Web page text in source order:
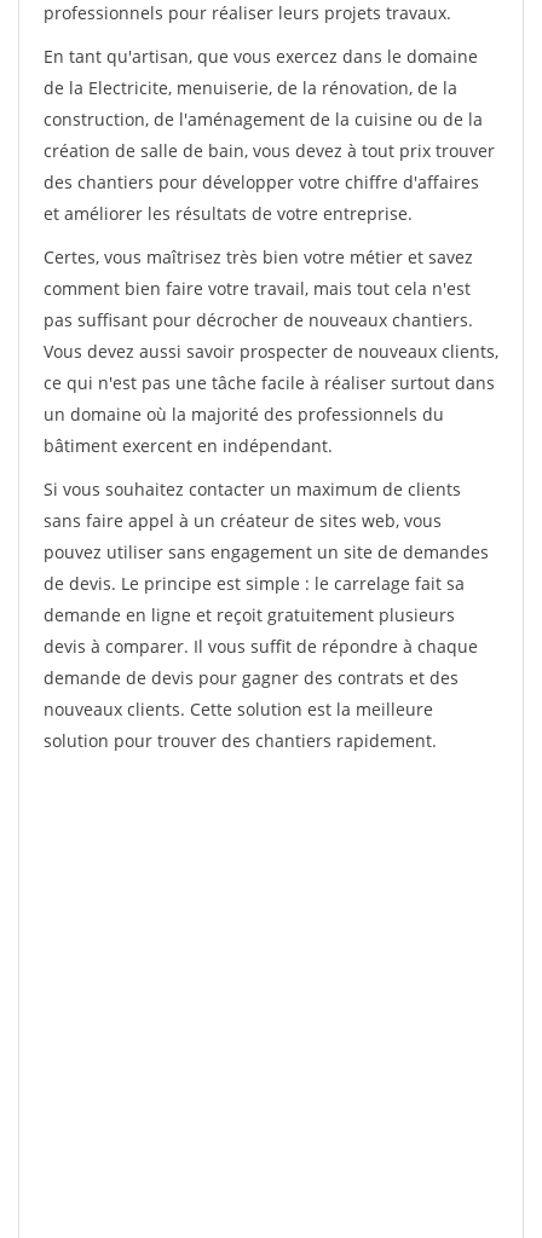
professionnels pour réaliser leurs projets travaux.
En tant qu'artisan, que vous exercez dans le domaine
de la Electricite, menuiserie, de la rénovation, de la
construction, de l'aménagement de la cuisine ou de la
création de salle de bain, vous devez à tout prix trouver
des chantiers pour développer votre chiffre d'affaires
et améliorer les résultats de votre entreprise.
Certes, vous maîtrisez très bien votre métier et savez
comment bien faire votre travail, mais tout cela n'est
pas suffisant pour décrocher de nouveaux chantiers.
Vous devez aussi savoir prospecter de nouveaux clients,
ce qui n'est pas une tâche facile à réaliser surtout dans
un domaine où la majorité des professionnels du
bâtiment exercent en indépendant.
Si vous souhaitez contacter un maximum de clients
sans faire appel à un créateur de sites web, vous
pouvez utiliser sans engagement un site de demandes
de devis. Le principe est simple : le carrelage fait sa
demande en ligne et reçoit gratuitement plusieurs
devis à comparer. Il vous suffit de répondre à chaque
demande de devis pour gagner des contrats et des
nouveaux clients. Cette solution est la meilleure
solution pour trouver des chantiers rapidement.